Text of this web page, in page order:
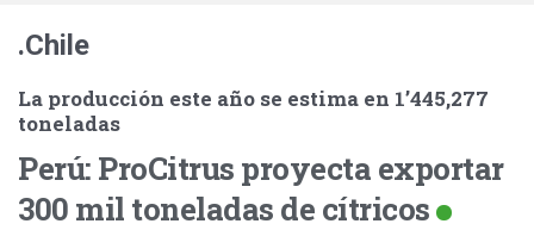
.Chile
La producción este año se estima en 1ʼ445,277
toneladas
Perú: ProCitrus proyecta exportar
300 mil toneladas de cítricos